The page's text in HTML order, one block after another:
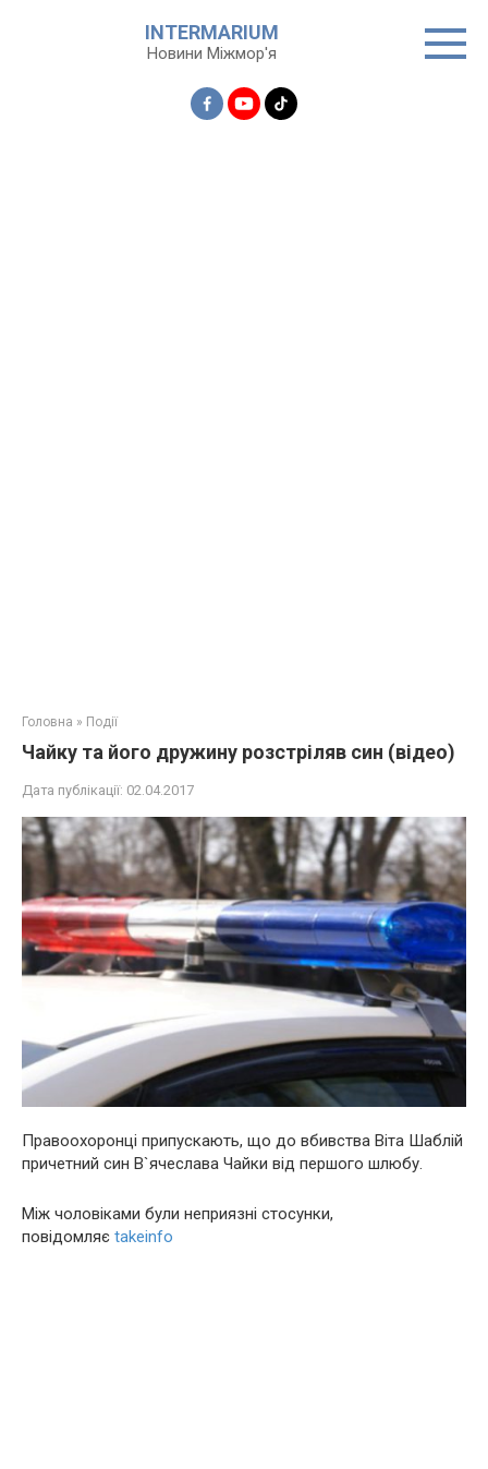
INTERMARIUM
Новини Міжмор'я
Головна » Події
Чайку та його дружину розстріляв син (відео)
Дата публікації: 02.04.2017
Правоохоронці припускають, що до вбивства Віта Шаблій
причетний син В`ячеслава Чайки від першого шлюбу.
Між чоловіками були неприязні стосунки,
повідомляє takeinfo